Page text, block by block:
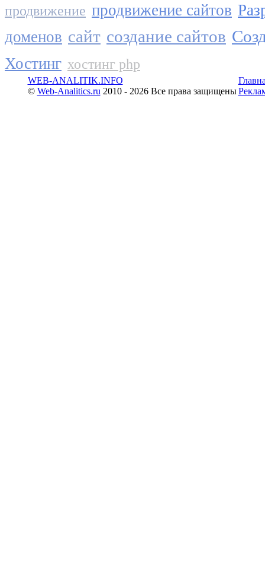
продвижение продвижение сайтов
доменов сайт создание сайтов
Хостинг хостинг php
WEB-ANALITIK.INFO
© Web-Analitics.ru2010 - 2026 Все права защищены